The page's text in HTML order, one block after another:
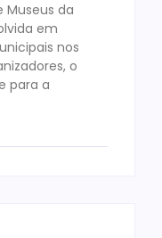
Museus da
em
nos
o
para a